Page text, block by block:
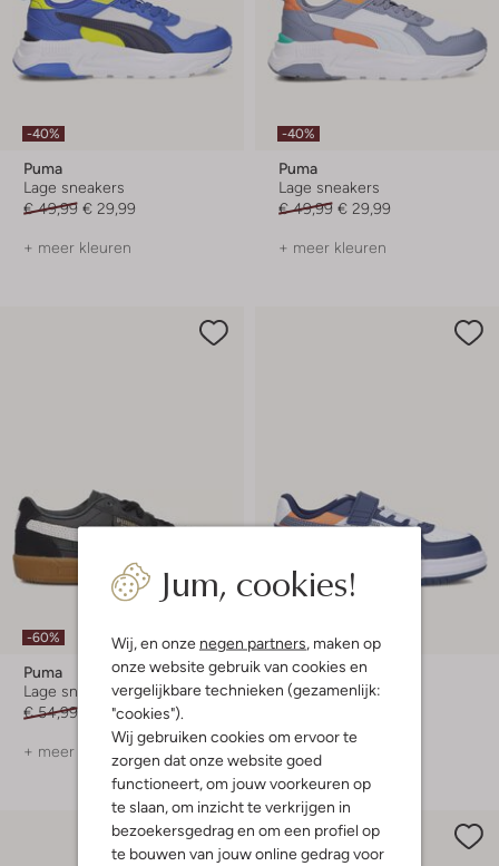
Jum, cookies!
Wij, en onze negen partners , maken op
onze website gebruik van cookies en
vergelijkbare technieken (gezamenlijk:
"cookies").
Wij gebruiken cookies om ervoor te
zorgen dat onze website goed
functioneert, om jouw voorkeuren op
te slaan, om inzicht te verkrijgen in
bezoekersgedrag en om een profiel op
te bouwen van jouw online gedrag voor
-40%
Puma
Lage sneakers
€ 49,99 € 29,99
+ meer kleuren
-40%
Puma
Lage sneakers
€ 49,99 € 29,99
+ meer kleuren
-60%
Puma
Lage sneakers
€ 54,99
€ 21,99
+ meer kleuren
-20%
Puma
Lage sneakers
+ meer kleuren